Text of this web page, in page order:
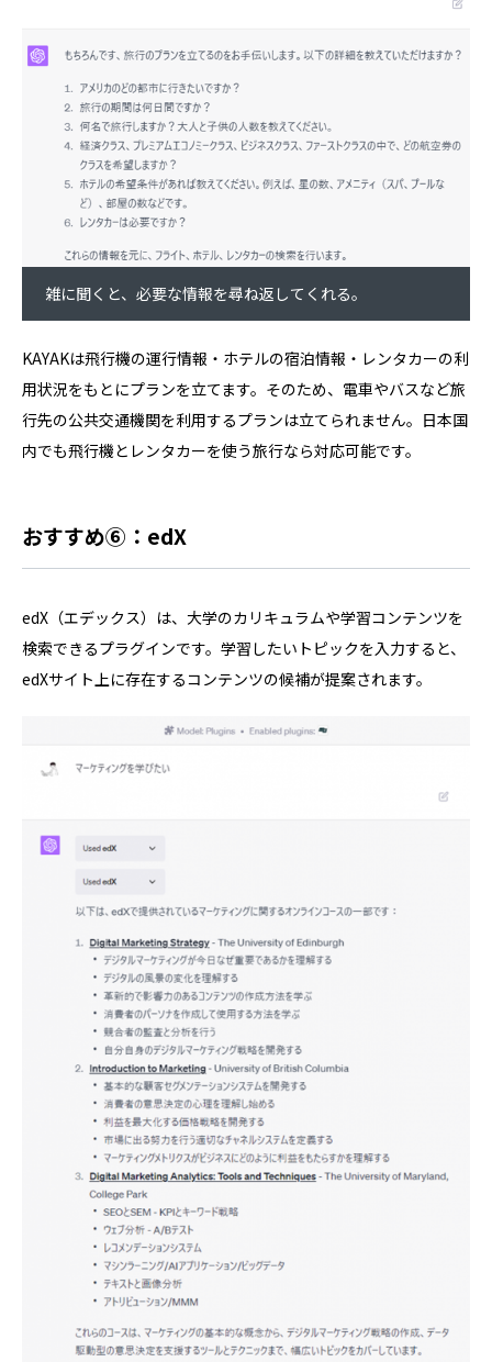
雑に聞くと、必要な情報を尋ね返してくれる。
KAYAKは飛行機の運行情報・ホテルの宿泊情報・レンタカーの利
用状況をもとにプランを立てます。そのため、電車やバスなど旅
行先の公共交通機関を利用するプランは立てられません。日本国
内でも飛行機とレンタカーを使う旅行なら対応可能です。
おすすめ⑥：edX
edX（エデックス）は、大学のカリキュラムや学習コンテンツを
検索できるプラグインです。学習したいトピックを入力すると、
edXサイト上に存在するコンテンツの候補が提案されます。